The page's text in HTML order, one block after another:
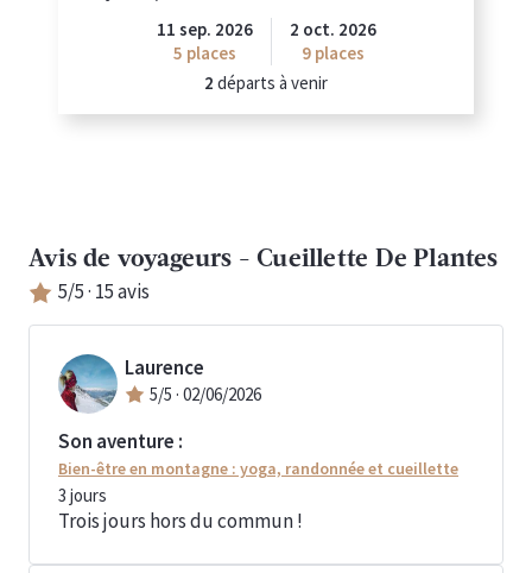
11 sep. 2026
5 places
2 oct. 2026
9places
2 départs à venir
Avis de voyageurs -Cueillette De Plantes
5/5 · 15avis
Laurence
5/5 · 02/06/2026
Son aventure :
Bien-être en montagne : yoga, randonnée et cueillette
3 jours
Trois jours hors du commun !